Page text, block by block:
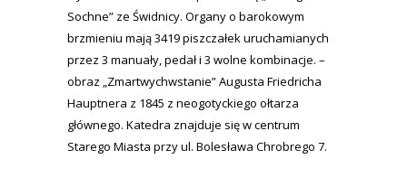
Sochne” ze Świdnicy. Organy o barokowym
brzmieniu mają 3419 piszczałek uruchamianych
przez 3 manuały, pedał i 3 wolne kombinacje. –
obraz „Zmartwychwstanie” Augusta Friedricha
Hauptnera z 1845 z neogotyckiego ołtarza
głównego. Katedra znajduje się w centrum
Starego Miasta przy ul. Bolesława Chrobrego 7.